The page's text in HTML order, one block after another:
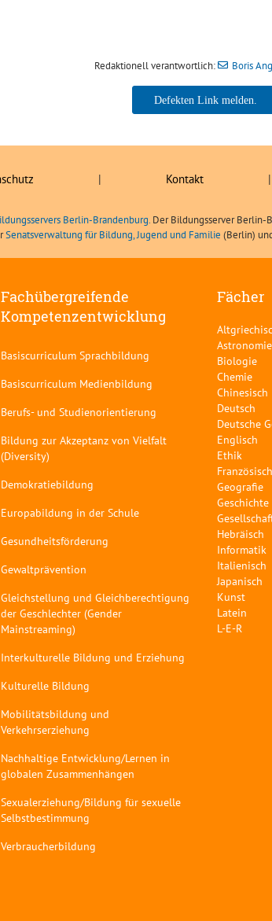
Redaktionell verantwortlich: Boris
Boris Angerer, LIBRA
| Kontakt |
Berlin-Brandenburg. Der Bildungsserver Berlin-
Senatsverwaltung für Bildung, Jugend und Familie (Berlin)
Fachübergreifende
Kompetenzentwicklung
Basiscurriculum Sprachbildung
Basiscurriculum Medienbildung
Berufs- und Studienorientierung
Bildung zur Akzeptanz von Vielfalt
(Diversity)
Demokratiebildung
Europabildung in der Schule
Gesundheitsförderung
Gewaltprävention
Gleichstellung und Gleichberechtigung
der Geschlechter (Gender
Mainstreaming)
Interkulturelle Bildung und Erziehung
Kulturelle Bildung
Mobilitätsbildung und
Verkehrserziehung
Nachhaltige Entwicklung/Lernen in
globalen Zusammenhängen
Sexualerziehung/Bildung für sexuelle
Selbstbestimmung
Verbraucherbildung
Fächer
Astronomie
Biologie
Chemie
Chinesisch
Deutsch
Deutsche
Englisch
Ethik
Französisch
Geografie
Geschichte
Hebräisch
Informatik
Italienisch
Japanisch
Kunst
Latein
L-E-R